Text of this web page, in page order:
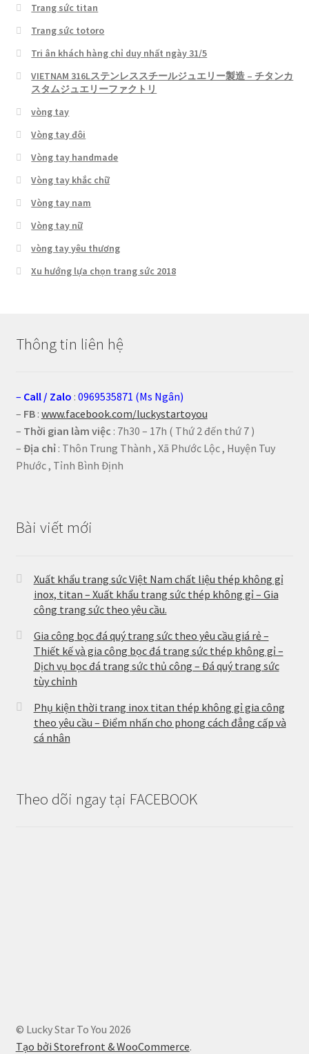
Trang sức titan
Trang sức totoro
Tri ân khách hàng chỉ duy nhất ngày 31/5
VIETNAM 316Lステンレススチールジュエリー製造 – チタンカ
スタムジュエリーファクトリ
vòng tay
Vòng tay đôi
Vòng tay handmade
Vòng tay khắc chữ
Vòng tay nam
Vòng tay nữ
vòng tay yêu thương
Xu hướng lựa chọn trang sức 2018
Thông tin liên hệ
– Call / Zalo : 0969535871 (Ms Ngân)
– FB: www.facebook.com/luckystartoyou
– Thời gian làm việc : 7h30 – 17h ( Thứ 2 đến thứ 7 )
– Địa chỉ: Thôn Trung Thành , Xã Phước Lộc , Huyện Tuy
Phước , Tỉnh Bình Định
Bài viết mới
Xuất khẩu trang sức Việt Nam chất liệu thép không gỉ
inox, titan – Xuất khẩu trang sức thép không gỉ – Gia
công trang sức theo yêu cầu.
Gia công bọc đá quý trang sức theo yêu cầu giá rẻ –
Thiết kế và gia công bọc đá trang sức thép không gỉ –
Dịch vụ bọc đá trang sức thủ công – Đá quý trang sức
tùy chỉnh
Phụ kiện thời trang inox titan thép không gỉ gia công
theo yêu cầu – Điểm nhấn cho phong cách đẳng cấp và
cá nhân
Theo dõi ngay tại FACEBOOK
© Lucky Star To You 2026
Tạo bởi Storefront & WooCommerce.